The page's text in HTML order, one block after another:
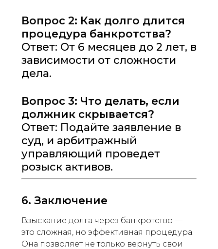
Вопрос 2: Как долго длится
процедура банкротства?
Ответ: От 6 месяцев до 2 лет, в
зависимости от сложности
дела.
Вопрос 3: Что делать, если
должник скрывается?
Ответ: Подайте заявление в
суд, и арбитражный
управляющий проведет
розыск активов.
6. Заключение
Взыскание долга через банкротство —
это сложная, но эффективная процедура.
Она позволяет не только вернуть свои